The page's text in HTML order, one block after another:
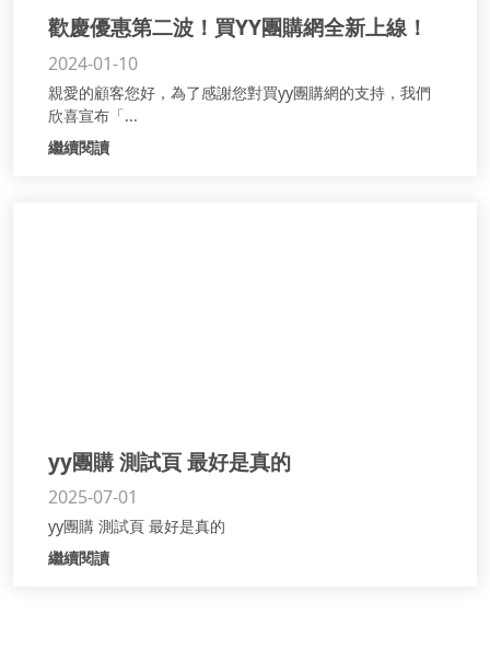
歡慶優惠第二波！買YY團購網全新上線！
全館免運宅配到家 ！
2024-01-10
親愛的顧客您好，為了感謝您對買yy團購網的支持，我們
欣喜宣布「...
繼續閱讀
yy團購 測試頁 最好是真的
2025-07-01
yy團購 測試頁 最好是真的
繼續閱讀